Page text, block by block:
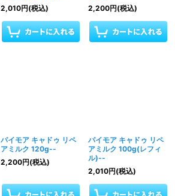
2,010円(税込)
2,200円(税込)
パイモア キャドゥ リペ
アミルク 120g--
2,200円(税込)
パイモア キャドゥ リペ
アミルク 100g(レフィ
ル)--
2,010円(税込)